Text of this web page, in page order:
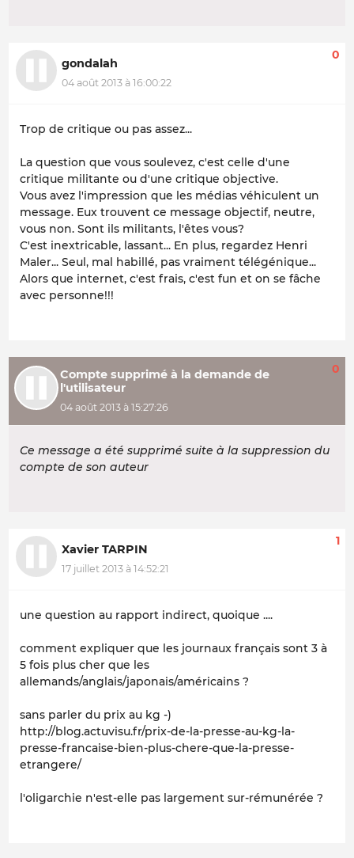
gondalah
04 août 2013 à 16:00:22
0
Trop de critique ou pas assez...
La question que vous soulevez, c'est celle d'une
critique militante ou d'une critique objective.
Vous avez l'impression que les médias véhiculent un
message. Eux trouvent ce message objectif, neutre,
vous non. Sont ils militants, l'êtes vous?
C'est inextricable, lassant... En plus, regardez Henri
Maler... Seul, mal habillé, pas vraiment télégénique...
Alors que internet, c'est frais, c'est fun et on se fâche
avec personne!!!
Compte supprimé à la demande de
l'utilisateur
04 août 2013 à 15:27:26
0
Ce message a été supprimé suite à la suppression du
compte de son auteur
Xavier TARPIN
17 juillet 2013 à 14:52:21
1
une question au rapport indirect, quoique ....
comment expliquer que les journaux français sont 3 à
5 fois plus cher que les
allemands/anglais/japonais/américains ?
sans parler du prix au kg -)
http://blog.actuvisu.fr/prix-de-la-presse-au-kg-la-
presse-francaise-bien-plus-chere-que-la-presse-
etrangere/
l'oligarchie n'est-elle pas largement sur-rémunérée ?